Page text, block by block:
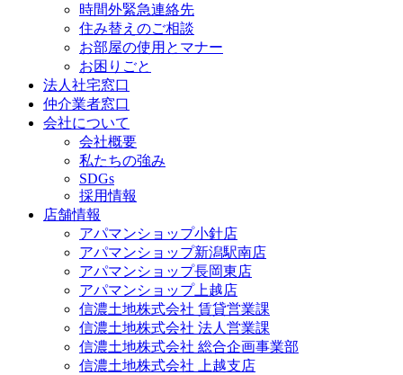
時間外緊急連絡先
住み替えのご相談
お部屋の使用とマナー
お困りごと
法人社宅窓口
仲介業者窓口
会社について
会社概要
私たちの強み
SDGs
採用情報
店舗情報
アパマンショップ小針店
アパマンショップ新潟駅南店
アパマンショップ長岡東店
アパマンショップ上越店
信濃土地株式会社 賃貸営業課
信濃土地株式会社 法人営業課
信濃土地株式会社 総合企画事業部
信濃土地株式会社 上越支店